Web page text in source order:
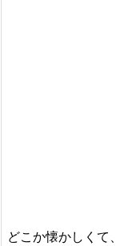
どこか懐かしくて